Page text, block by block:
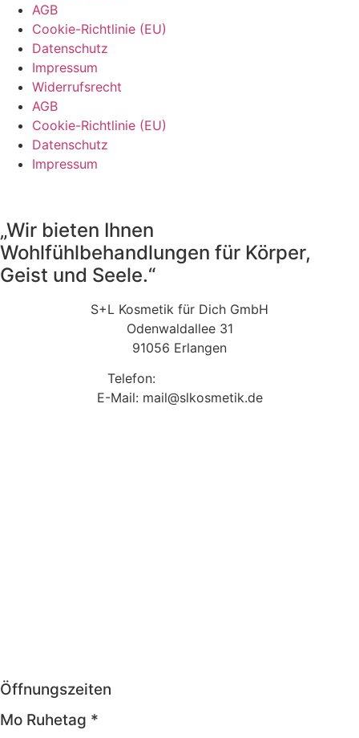
AGB
Cookie-Richtlinie (EU)
Datenschutz
Impressum
Widerrufsrecht
AGB
Cookie-Richtlinie (EU)
Datenschutz
Impressum
„Wir bieten Ihnen
Wohlfühlbehandlungen für Körper,
Geist und Seele.“
S+L Kosmetik für Dich GmbH
Odenwaldallee 31
91056 Erlangen
Telefon:
E-Mail: mail@slkosmetik.de
Öffnungszeiten
Mo Ruhetag *